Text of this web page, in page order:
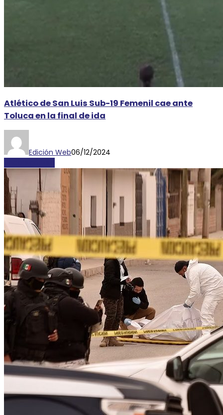
Atlético de San Luis Sub-19 Femenil cae ante
Toluca en la final de ida
Edición Web06/12/2024